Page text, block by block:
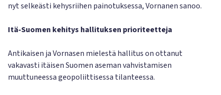
nyt selkeästi kehysriihen painotuksessa, Vornanen sanoo.
Itä-Suomen kehitys hallituksen prioriteetteja
Antikaisen ja Vornasen mielestä hallitus on ottanut
vakavasti itäisen Suomen aseman vahvistamisen
muuttuneessa geopoliittisessa tilanteessa.